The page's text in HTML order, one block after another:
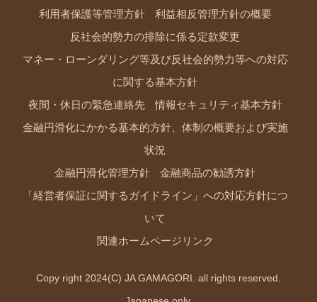
利用者保護等管理方針 利益相反管理方針の概要
反社会的勢力の排除に係る定款変更
マネー・ローンダリング等及び反社会的勢力等への対応
に関する基本方針
夜間・休日の緊急連絡先 情報セキュリティ基本方針
金融円滑化にかかる基本的方針、体制の概要および実施
状況
金融円滑化管理方針 金融商品の勧誘方針
「経営者保証に関するガイドライン」への対応方針につ
いて
関連ホームページリンク
Copy right 2024(C) JA GAMAGORI. all rights reserved.